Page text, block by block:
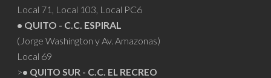
Local 71, Local 103, Local PC6
• QUITO - C.C. ESPIRAL
(Jorge Washington y Av. Amazonas)
Local 69
>• QUITO SUR - C.C. EL RECREO